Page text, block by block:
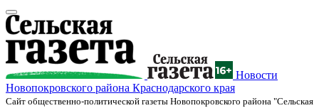
Новости
Новопокровского района Краснодарского края
Cайт общественно-политической газеты Новопокровского района "Сельская